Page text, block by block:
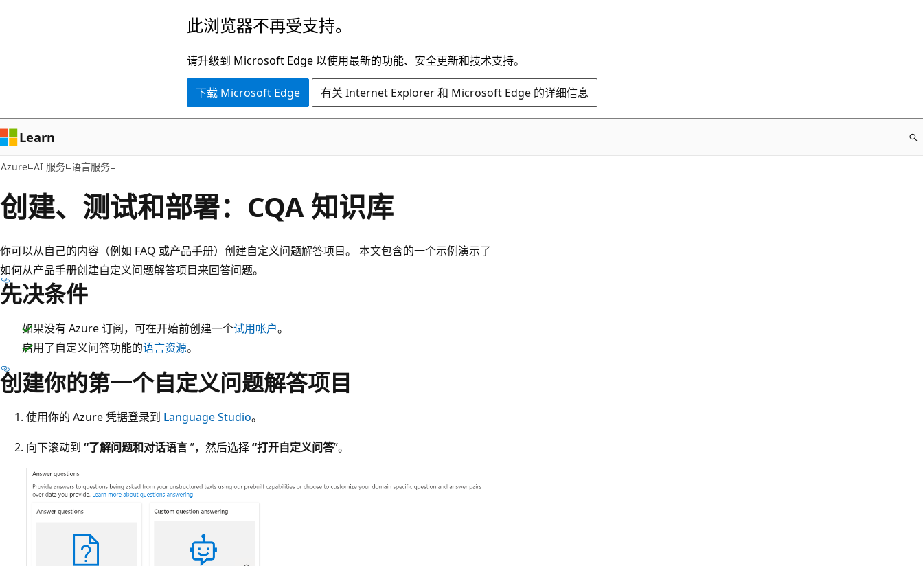
容
此浏览器不再受支持。
请升级到 Microsoft Edge 以使用最新的功能、安全更新和技术支持。
下载 Microsoft Edge 有关 Internet Explorer 和 Microsoft Edge 的详细信息
Learn
Azure AI 服务 语言服务
创建、测试和部署：CQA 知识库
你可以从自己的内容（例如 FAQ 或产品手册）创建自定义问题解答项目。 本文包含的一个示例演示了
如何从产品手册创建自定义问题解答项目来回答问题。
先决条件
如果没有 Azure 订阅，可在开始前创建一个试用帐户。
启用了自定义问答功能的语言资源。
创建你的第一个自定义问题解答项目
使用你的 Azure 凭据登录到 Language Studio。
向下滚动到 “了解问题和对话语言”，然后选择“打开自定义问答”。